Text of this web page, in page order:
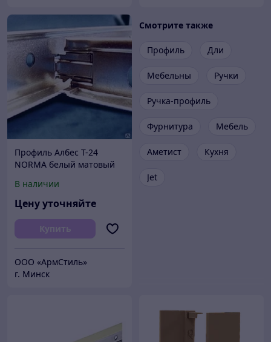
Профиль Албес Т-24
NORMA белый матовый
В наличии
Цену уточняйте
Купить
ООО «АрмСтиль»
г. Минск
Смотрите также
Профиль Дли
Мебельны Ручки
Ручка-профиль
Фурнитура Мебель
Аметист Кухня
Jet